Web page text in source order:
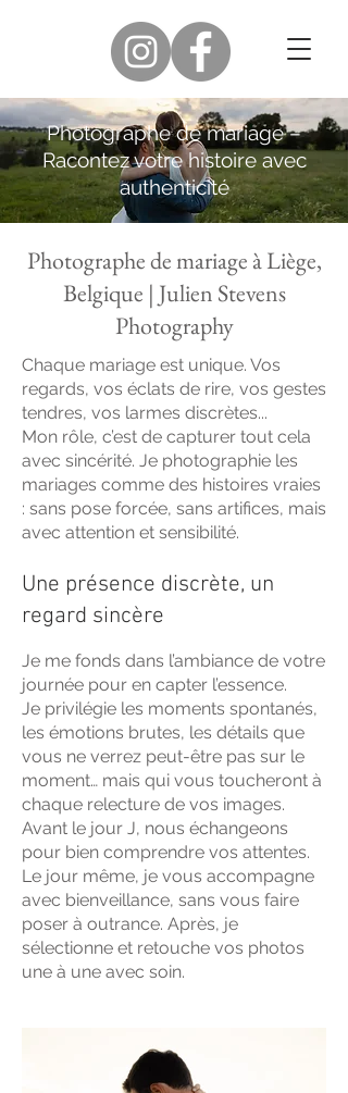
Photographe de mariage –
Racontez votre histoire avec
authenticité
Photographe de mariage à Liège,
Belgique | Julien Stevens
Photography
Chaque mariage est unique. Vos
regards, vos éclats de rire, vos gestes
tendres, vos larmes discrètes...
Mon rôle, c’est de capturer tout cela
avec sincérité. Je photographie les
mariages comme des histoires vraies
: sans pose forcée, sans artifices, mais
avec attention et sensibilité.
Une présence discrète, un
regard sincère
Je me fonds dans l’ambiance de votre
journée pour en capter l’essence.
Je privilégie les moments spontanés,
les émotions brutes, les détails que
vous ne verrez peut-être pas sur le
moment… mais qui vous toucheront à
chaque relecture de vos images.
Avant le jour J, nous échangeons
pour bien comprendre vos attentes.
Le jour même, je vous accompagne
avec bienveillance, sans vous faire
poser à outrance. Après, je
sélectionne et retouche vos photos
une à une avec soin.